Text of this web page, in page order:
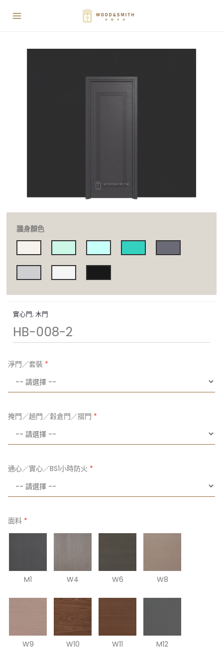
牆身顏色
實心門,木門
HB-008-2
淨門／套裝
掩門／趟門／穀倉門／摺門
通心／實心／BS1小時防火
面料
M1 W4 W6 W8
W9 W10 W11 M12